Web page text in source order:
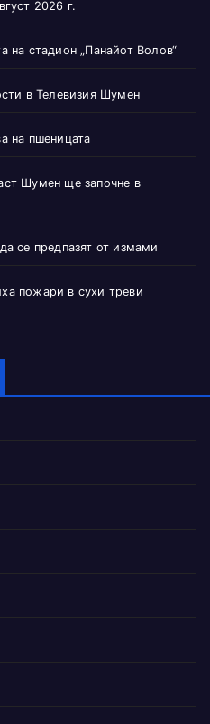
2026 г.
на стадион „Панайот Волов“
в Телевизия Шумен
на пшеницата
Шумен ще започне в
се предпазят от измами
пожари в сухи треви